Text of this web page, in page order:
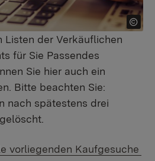
Listen der Verkäuflichen
für Sie Passendes
Sie hier auch ein
Bitte beachten Sie:
nach spätestens drei
vorliegenden Kaufgesuche